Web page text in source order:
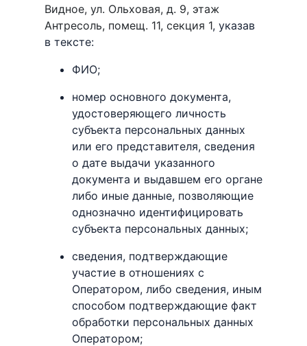
Видное, ул. Ольховая, д. 9, этаж
Антресоль, помещ. 11, секция 1, указав
в тексте:
ФИО;
номер основного документа,
удостоверяющего личность
субъекта персональных данных
или его представителя, сведения
о дате выдачи указанного
документа и выдавшем его органе
либо иные данные, позволяющие
однозначно идентифицировать
субъекта персональных данных;
сведения, подтверждающие
участие в отношениях с
Оператором, либо сведения, иным
способом подтверждающие факт
обработки персональных данных
Оператором;